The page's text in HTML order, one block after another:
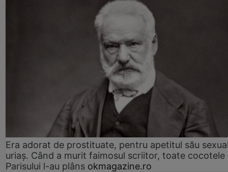
Era adorat de prostituate, pentru apetitul său
uriaș. Când a murit faimosul scriitor, toate cocotele
Parisului l-au plâns okmagazine.ro